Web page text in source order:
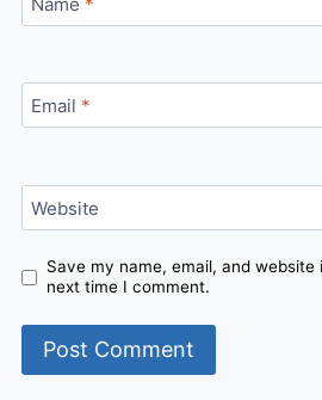
Email *
Website
Save my name, email, and
next time I comment.